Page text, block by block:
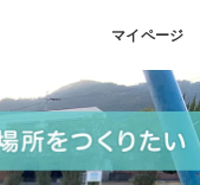
マイページ